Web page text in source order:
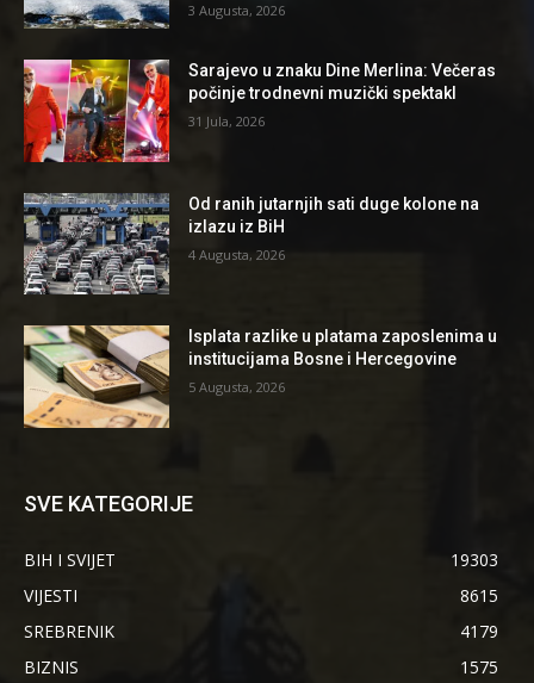
3 Augusta, 2026
Sarajevo u znaku Dine Merlina: Večeras
počinje trodnevni muzički spektakl
31 Jula, 2026
Od ranih jutarnjih sati duge kolone na
izlazu iz BiH
4 Augusta, 2026
Isplata razlike u platama zaposlenima u
institucijama Bosne i Hercegovine
5 Augusta, 2026
SVE KATEGORIJE
BIH I SVIJET
19303
VIJESTI
8615
SREBRENIK
4179
BIZNIS
1575